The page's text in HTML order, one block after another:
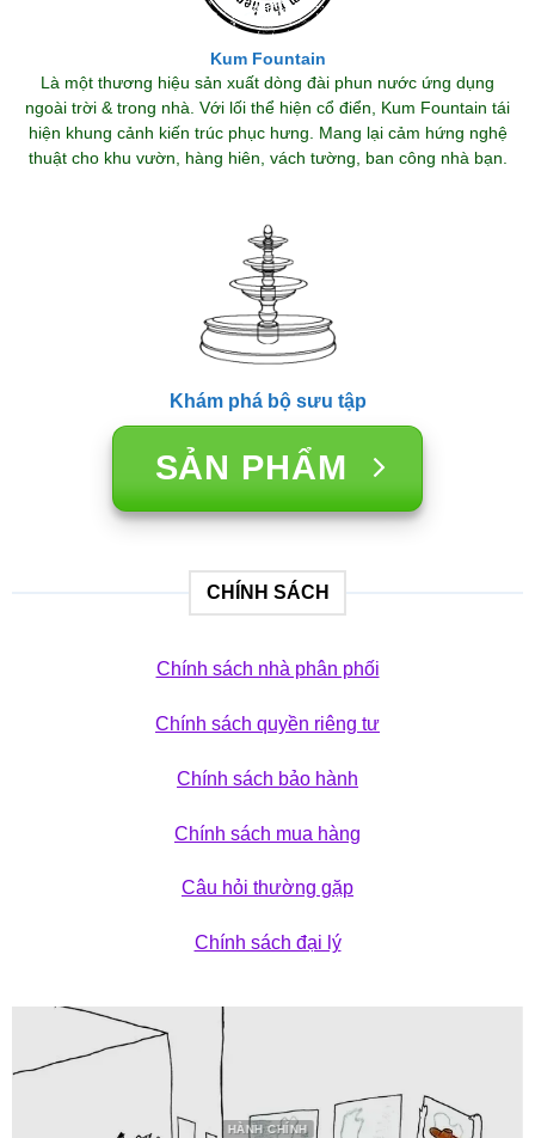
Kum Fountain
Là một thương hiệu sản xuất dòng đài phun nước ứng dụng
ngoài trời & trong nhà. Với lối thể hiện cổ điển, Kum Fountain tái
hiện khung cảnh kiến trúc phục hưng. Mang lại cảm hứng nghệ
thuật cho khu vườn, hàng hiên, vách tường, ban công nhà bạn.
Khám phá bộ sưu tập
SẢN PHẨM
CHÍNH SÁCH
Chính sách nhà phân phối
Chính sách quyền riêng tư
Chính sách bảo hành
Chính sách mua hàng
Câu hỏi thường gặp
Chính sách đại lý
HÀNH CHÍNH